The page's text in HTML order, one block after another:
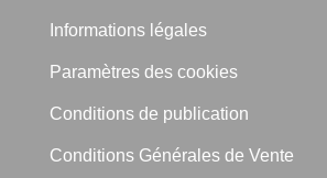
Informations légales
Paramètres des cookies
Conditions de publication
Conditions Générales de Vente